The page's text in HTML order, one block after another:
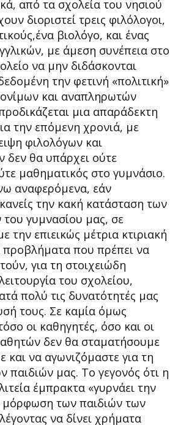
από τα σχολεία του νησιού
διοριστεί τρεις φιλόλογοι,
βιολόγο, και ένας
με άμεση συνέπεια στο
να μην διδάσκονται
την φετινή «πολιτική»
και αναπληρωτών
μια απαράδεκτη
την επόμενη χρονιά, με
φιλολόγων και
δεν θα υπάρχει ούτε
μαθηματικός στο γυμνάσιο.
αναφερόμενα, εάν
την κακή κατάσταση των
του γυμνασίου μας, σε
την επιεικώς μέτρια κτιριακή
που πρέπει να
για τη στοιχειώδη
του σχολείου,
πολύ τις δυνατότητές μας
τους. Σε καμία όμως
οι καθηγητές, όσο και οι
δεν θα σταματήσουμε
και να αγωνιζόμαστε για τη
μας. Το γεγονός ότι η
έμπρακτα «γυρνάει την
μόρφωση των παιδιών των
να δίνει χρήματα